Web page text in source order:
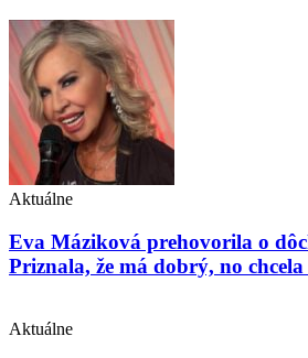
Aktuálne
Eva Máziková prehovorila o
Priznala, že má dobrý, no
Aktuálne